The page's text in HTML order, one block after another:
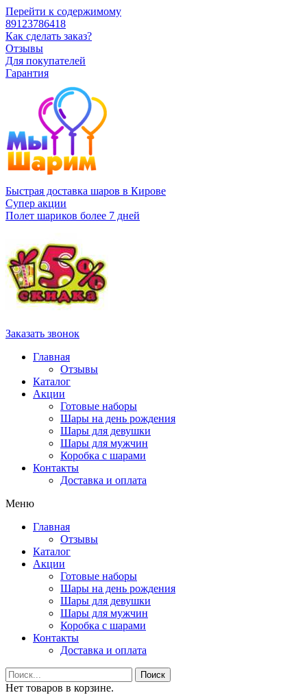
Перейти к содержимому
89123786418
Как сделать заказ?
Отзывы
Для покупателей
Гарантия
Быстрая доставка шаров в Кирове
Супер акции
Полет шариков более 7 дней
Заказать звонок
Главная
Отзывы
Каталог
Акции
Готовые наборы
Шары на день рождения
Шары для девушки
Шары для мужчин
Коробка с шарами
Контакты
Доставка и оплата
Меню
Главная
Отзывы
Каталог
Акции
Готовые наборы
Шары на день рождения
Шары для девушки
Шары для мужчин
Коробка с шарами
Контакты
Доставка и оплата
Поиск
Нет товаров в корзине.